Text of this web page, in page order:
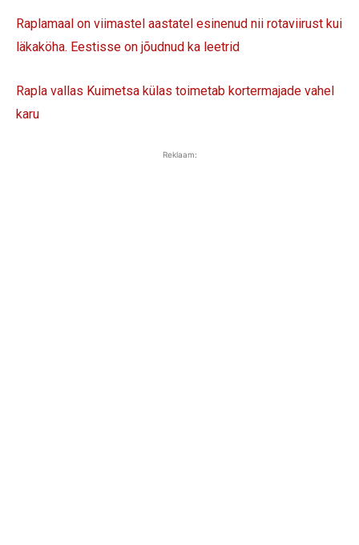
Raplamaal on viimastel aastatel esinenud nii rotaviirust kui
läkaköha. Eestisse on jõudnud ka leetrid
Rapla vallas Kuimetsa külas toimetab kortermajade vahel
karu
Reklaam: